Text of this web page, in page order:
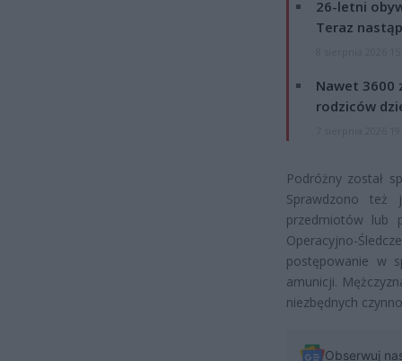
26-letni
Teraz
Nawet 3600
rodziców
Podróżny został
Sprawdzono też
przedmiotów lub
Operacyjno-
postępowanie w
amunicji.
niezbędnych
Obserwuj